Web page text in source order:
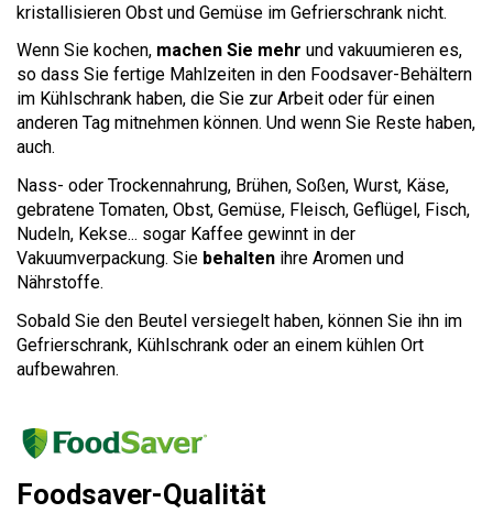
kristallisieren Obst und Gemüse im Gefrierschrank nicht.
Wenn Sie kochen, machen Sie mehr und vakuumieren es,
so dass Sie fertige Mahlzeiten in den Foodsaver-Behältern
im Kühlschrank haben, die Sie zur Arbeit oder für einen
anderen Tag mitnehmen können. Und wenn Sie Reste haben,
auch.
Nass- oder Trockennahrung, Brühen, Soßen, Wurst, Käse,
gebratene Tomaten, Obst, Gemüse, Fleisch, Geflügel, Fisch,
Nudeln, Kekse... sogar Kaffee gewinnt in der
Vakuumverpackung. Sie behalten ihre Aromen und
Nährstoffe.
Sobald Sie den Beutel versiegelt haben, können Sie ihn im
Gefrierschrank, Kühlschrank oder an einem kühlen Ort
aufbewahren.
Foodsaver-Qualität